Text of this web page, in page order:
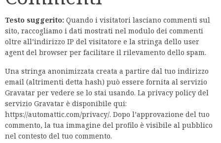
Testo suggerito: Quando i visitatori lasciano commenti sul
sito, raccogliamo i dati mostrati nel modulo dei commenti
oltre all’indirizzo IP del visitatore e la stringa dello user
agent del browser per facilitare il rilevamento dello spam.
Una stringa anonimizzata creata a partire dal tuo indirizzo
email (altrimenti detta hash) può essere fornita al servizio
Gravatar per vedere se lo stai usando. La privacy policy del
servizio Gravatar è disponibile qui:
https://automattic.com/privacy/. Dopo l’approvazione del tuo
commento, la tua immagine del profilo è visibile al pubblico
nel contesto del tuo commento.